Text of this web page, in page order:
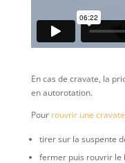
En cas de cravate, la
en autorotation.
Pour rouvrir une cravate
tirer sur la suspente
fermer puis rouvrir le